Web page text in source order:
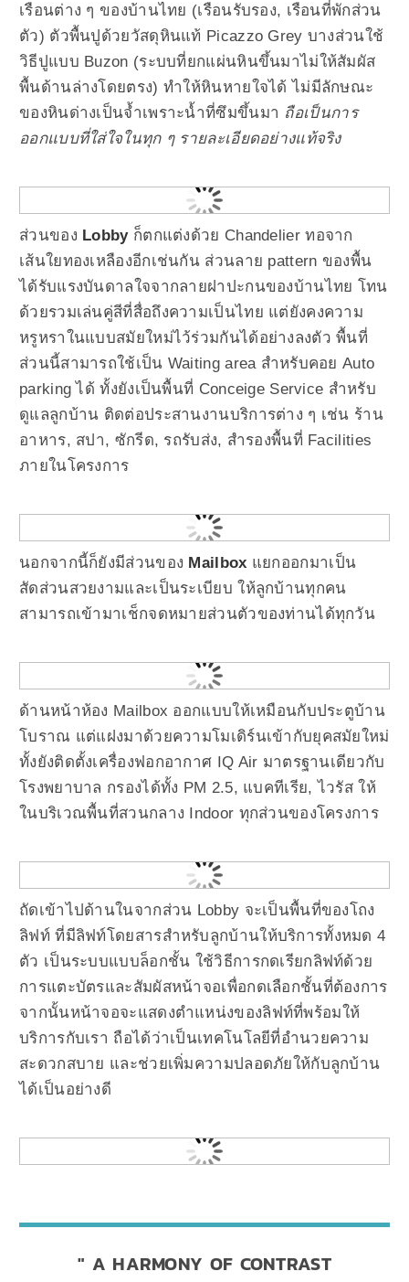
เรือนต่าง ๆ ของบ้านไทย (เรือนรับรอง, เรือนที่พักส่วน
ตัว) ตัวพื้นปูด้วยวัสดุหินแท้ Picazzo Grey บางส่วนใช้
วิธีปูแบบ Buzon (ระบบที่ยกแผ่นหินขึ้นมาไม่ให้สัมผัส
พื้นด้านล่างโดยตรง) ทําให้หินหายใจได้ ไม่มีลักษณะ
ของหินด่างเป็นจํ้าเพราะนํ้าที่ซึมขึ้นมา ถือเป็นการ
ออกแบบที่ใส่ใจในทุก ๆ รายละเอียดอย่างแท้จริง
ส่วนของ Lobbyก็ตกแต่งด้วย Chandelier ทอจาก
เส้นใยทองเหลืองอีกเช่นกัน ส่วนลาย pattern ของพื้น
ได้รับแรงบันดาลใจจากลายฝาปะกนของบ้านไทย โทน
ด้วยรวมเล่นคู่สีที่สื่อถึงความเป็นไทย แต่ยังคงความ
หรูหราในแบบสมัยใหม่ไว้ร่วมกันได้อย่างลงตัว พื้นที่
ส่วนนี้สามารถใช้เป็น Waiting area สำหรับคอย Auto
parking ได้ ทั้งยังเป็นพื้นที่ Conceige Service สำหรับ
ดูแลลูกบ้าน ติดต่อประสานงานบริการต่าง ๆ เช่น ร้าน
อาหาร, สปา, ซักรีด, รถรับส่ง, สำรองพื้นที่ Facilities
ภายในโครงการ
นอกจากนี้ก็ยังมีส่วนของ Mailbox แยกออกมาเป็น
สัดส่วนสวยงามและเป็นระเบียบ ให้ลูกบ้านทุกคน
สามารถเข้ามาเช็กจดหมายส่วนตัวของท่านได้ทุกวัน
ด้านหน้าห้อง Mailbox ออกแบบให้เหมือนกับประตูบ้าน
โบราณ แต่แฝงมาด้วยความโมเดิร์นเข้ากับยุคสมัยใหม่
ทั้งยังติดตั้งเครื่องฟอกอากาศ IQ Air มาตรฐานเดียวกับ
โรงพยาบาล กรองได้ทั้ง PM 2.5, แบคทีเรีย, ไวรัส ให้
ในบริเวณพื้นที่สวนกลาง Indoor ทุกส่วนของโครงการ
ถัดเข้าไปด้านในจากส่วน Lobby จะเป็นพื้นที่ของโถง
ลิฟท์ ที่มีลิฟท์โดยสารสำหรับลูกบ้านให้บริการทั้งหมด 4
ตัว เป็นระบบแบบล็อกชั้น ใช้วิธีการกดเรียกลิฟท์ด้วย
การแตะบัตรและสัมผัสหน้าจอเพื่อกดเลือกชั้นที่ต้องการ
จากนั้นหน้าจอจะแสดงตำแหน่งของลิฟท์ที่พร้อมให้
บริการกับเรา ถือได้ว่าเป็นเทคโนโลยีที่อำนวยความ
สะดวกสบาย และช่วยเพิ่มความปลอดภัยให้กับลูกบ้าน
ได้เป็นอย่างดี
A HARMONY OF CONTRAST